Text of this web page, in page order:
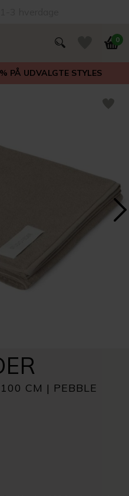
0
PÅ UDVALGTE STYLES
CM | PEBBLE